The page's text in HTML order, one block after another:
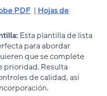
PDF | Hojas de
Esta plantilla de lista
para abordar
que se complete
prioridad. Resulta
de calidad, así